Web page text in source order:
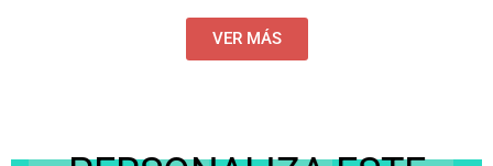
VER MÁS